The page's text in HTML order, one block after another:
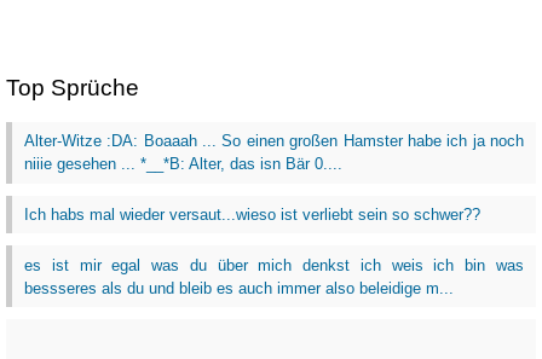
Top Sprüche
Alter-Witze :DA: Boaaah ... So einen großen Hamster habe ich ja noch
niiie gesehen ... *__*B: Alter, das isn Bär 0....
Ich habs mal wieder versaut...wieso ist verliebt sein so schwer??
es ist mir egal was du über mich denkst ich weis ich bin was
bessseres als du und bleib es auch immer also beleidige m...